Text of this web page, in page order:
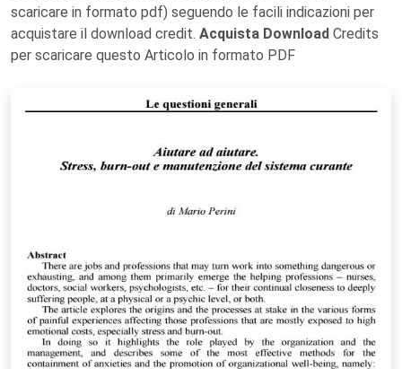
scaricare in formato pdf) seguendo le facili indicazioni per
acquistare il download credit. Acquista Download Credits
per scaricare questo Articolo in formato PDF